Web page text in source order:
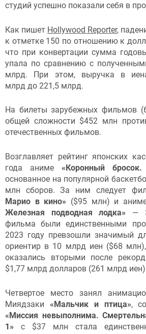
студий успешно показали себя в
Как пишет Hollywood Reporter,
к отметке 150 по отношению к
что при конвертации сумма
упала по сравнению с
млрд. При этом, выручка в
млрд до 221,5 млрд.
На билеты зарубежных фильмов
общей сложности $452 млн
отечественных фильмов.
Возглавляет рейтинг японских
года аниме «Коронный
основанное на популярной
млн сборов. За ним следует
Марио в кино» ($95 млн) и
Железная подводная лодка» —
фильма были единственными
2023 году превзошли значимый
ориентир в 10 млрд иен ($68
оказались вторыми после
$1,77 млрд долларов (261 млрд иен)
Четвертое место занял
Миядзаки «Мальчик и птица»,
«Миссия невыполнима.
1» с $37 млн стала